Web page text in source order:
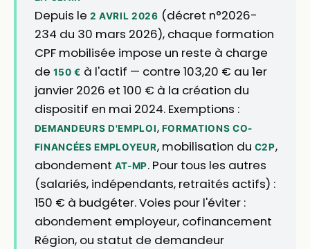
Depuis le 2 AVRIL 2026 (décret n°2026-
234 du 30 mars 2026), chaque formation
CPF mobilisée impose un reste à charge
de 150 € à l'actif — contre 103,20 € au 1er
janvier 2026 et 100 € à la création du
dispositif en mai 2024. Exemptions :
DEMANDEURS D'EMPLOI, FORMATIONS CO-
FINANCÉES EMPLOYEUR, mobilisation du C2P,
abondement AT-MP. Pour tous les autres
(salariés, indépendants, retraités actifs) :
150 € à budgéter. Voies pour l'éviter :
abondement employeur, cofinancement
Région, ou statut de demandeur